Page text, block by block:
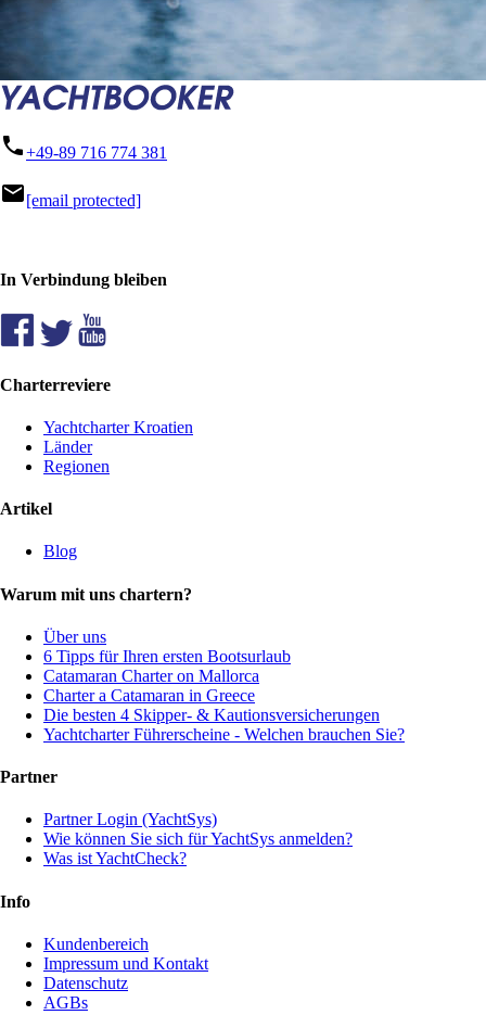
phone+49-89 716 774 381
mail[email protected]
In Verbindung bleiben
Charterreviere
Yachtcharter Kroatien
Länder
Regionen
Artikel
Blog
Warum mit uns chartern?
Über uns
6 Tipps für Ihren ersten Bootsurlaub
Catamaran Charter on Mallorca
Charter a Catamaran in Greece
Die besten 4 Skipper- & Kautionsversicherungen
Yachtcharter Führerscheine - Welchen brauchen Sie?
Partner
Partner Login (YachtSys)
Wie können Sie sich für YachtSys anmelden?
Was ist YachtCheck?
Info
Kundenbereich
Impressum und Kontakt
Datenschutz
AGBs